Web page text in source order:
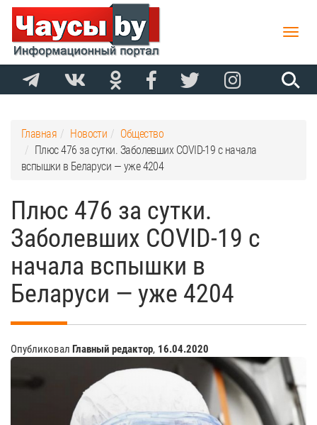
Toggle
Главная Новости
Общество
Плюс 476 за сутки. Заболевших COVID-19 с начала
вспышки в Беларуси — уже 4204
Плюс 476 за сутки.
Заболевших COVID-19 с
начала вспышки в
Беларуси — уже 4204
Опубликовал Главный редактор, 16.04.2020